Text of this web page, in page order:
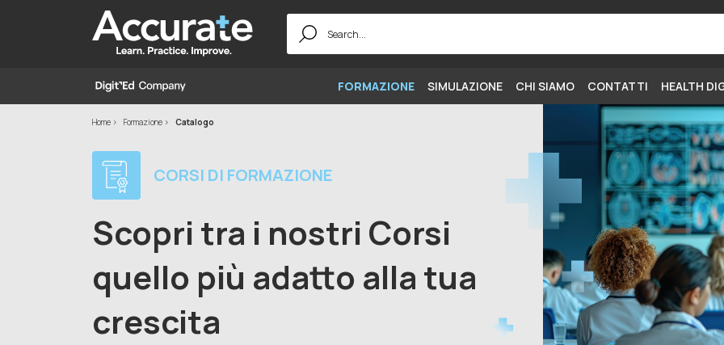
Search
for:
FORMAZIONE SIMULAZIONE CHI SIAMO CONTATTI HEALTH
Home Formazione Catalogo
CORSI DI FORMAZIONE
Scopri tra i nostri Corsi
quello più adatto alla tua
crescita